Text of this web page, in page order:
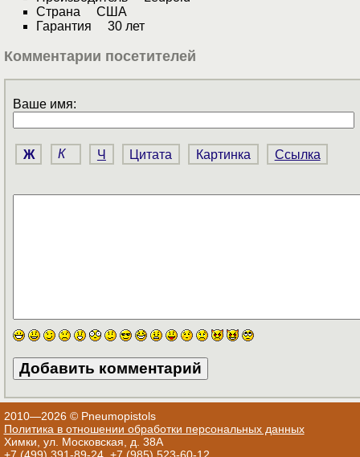
Страна США
Гарантия 30 лет
Комментарии посетителей
Ваше имя:
Ж К Ч Цитата Картинка Ссылка
2010—2026 © Pneumopistols
Политика в отношении обработки персональных данных
Химки, ул. Московская, д. 38А